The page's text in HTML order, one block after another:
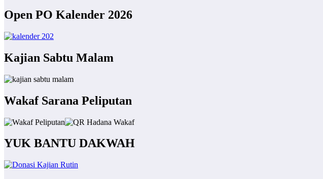
Open PO Kalender 2026
Kajian Sabtu Malam
Wakaf Sarana Peliputan
YUK BANTU DAKWAH